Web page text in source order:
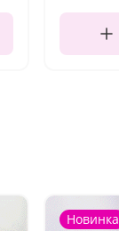
Новинка